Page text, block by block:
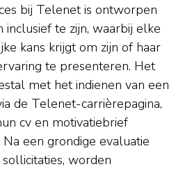
bij Telenet is ontworpen
inclusief te zijn, waarbij elke
kans krijgt om zijn of haar
te presenteren. Het
met het indienen van een
de Telenet-carrièrepagina,
cv en motivatiebrief
een grondige evaluatie
worden